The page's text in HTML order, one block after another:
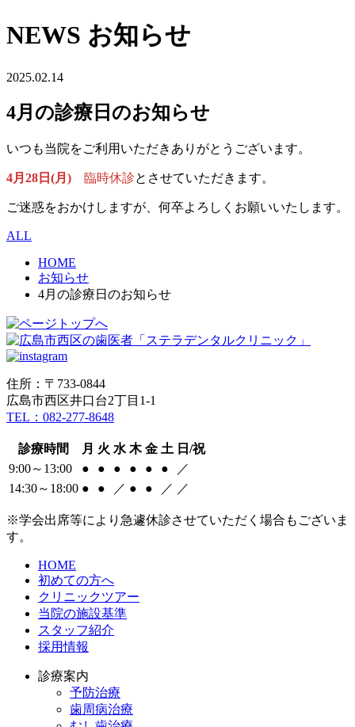
NEWS お知らせ
2025.02.14
4月の診療日のお知らせ
いつも当院をご利用いただきありがとうございます。
4月28日(月) 臨時休診とさせていただきます。
ご迷惑をおかけしますが、何卒よろしくお願いいたします。
ALL
HOME
お知らせ
4月の診療日のお知らせ
住所：〒733-0844
広島市西区井口台2丁目1-1
TEL：082-277-8648
診療時間 月 火 水 木 金 土 日/祝
9:00～13:00
● ● ● ● ● ●
／
14:30～18:00 ● ● ／ ● ● ／ ／
※学会出席等により急遽休診させていただく場合もございま
す。
HOME
初めての方へ
クリニックツアー
当院の施設基準
スタッフ紹介
採用情報
診療案内
予防治療
歯周病治療